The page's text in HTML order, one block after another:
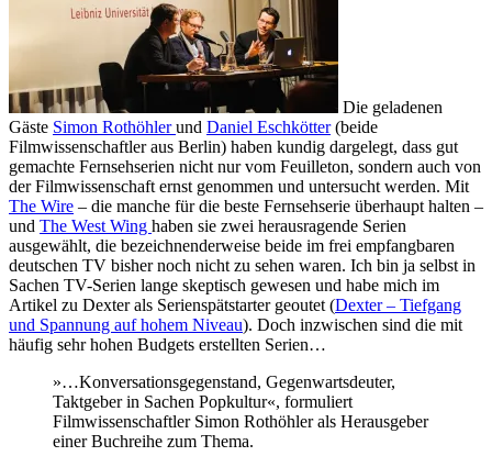
Die geladenen
Gäste Simon Rothöhlerund Daniel Eschkötter(beide
Filmwissenschaftler aus Berlin) haben kundig dargelegt, dass gut
gemachte Fernsehserien nicht nur vom Feuilleton, sondern auch von
der Filmwissenschaft ernst genommen und untersucht werden. Mit
The Wire – die manche für die beste Fernsehserie überhaupt halten –
und The West Wing haben sie zwei herausragende Serien
ausgewählt, die bezeichnenderweise beide im frei empfangbaren
deutschen TV bisher noch nicht zu sehen waren. Ich bin ja selbst in
Sachen TV-Serien lange skeptisch gewesen und habe mich im
Artikel zu Dexter als Serienspätstarter geoutet (Dexter – Tiefgang
und Spannung auf hohem Niveau). Doch inzwischen sind die mit
häufig sehr hohen Budgets erstellten Serien…
»…Konversationsgegenstand, Gegenwartsdeuter,
Taktgeber in Sachen Popkultur«, formuliert
Filmwissenschaftler Simon Rothöhler als Herausgeber
einer Buchreihe zum Thema.